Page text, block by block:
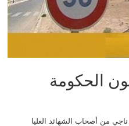
الحكومة
من أصحاب الشهائد العليا